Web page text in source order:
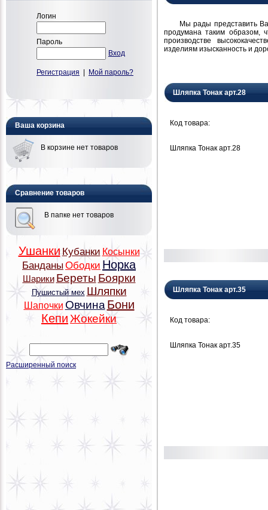
Логин
Пароль
Вход
Регистрация Мой пароль?
Ваша корзина
В корзине нет товаров
Сравнение товаров
В папке нет товаров
Ушанки Кубанки Косынки
Банданы Ободки Норка
Шарики Береты Боярки
Пушистый мех Шляпки
Шапочки Овчина Бони
Кепи Жокейки
Расширенный поиск
Мы рады представить Вам
продумана таким образом,
производстве
изделиям изысканность и
Шляпка Тонак арт.28
Код товара:
Шляпка Тонак арт.28
Шляпка Тонак арт.35
Код товара:
Шляпка Тонак арт.35